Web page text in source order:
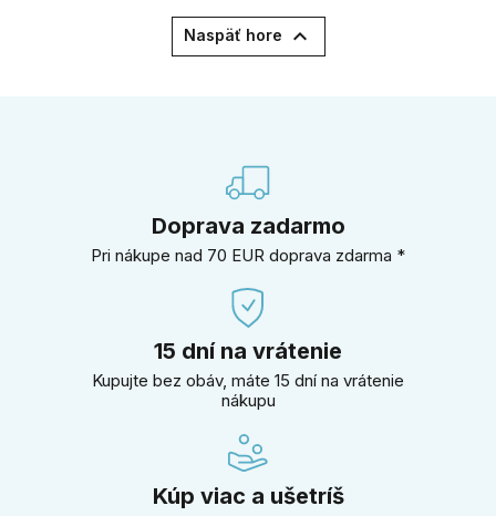
Naspäť hore 
Doprava zadarmo
Pri nákupe nad 70 EUR doprava zdarma *
15 dní na vrátenie
Kupujte bez obáv, máte 15 dní na vrátenie
nákupu
Kúp viac a ušetríš